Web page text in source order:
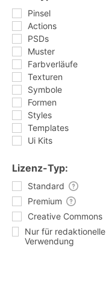
Pinsel
Actions
PSDs
Muster
Farbverläufe
Texturen
Symbole
Formen
Styles
Templates
Ui Kits
Lizenz-Typ:
Standard
Premium
Creative Commons
Nur für redaktionelle
Verwendung